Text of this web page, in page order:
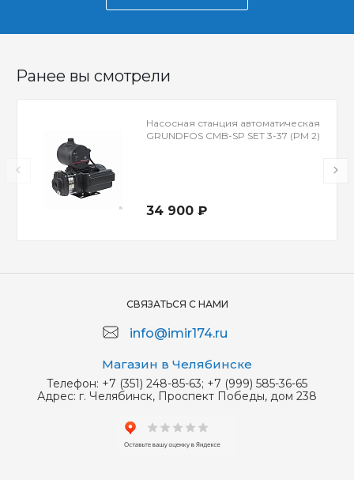
Ранее вы смотрели
Насосная станция автоматическая
GRUNDFOS CMB-SP SET 3-37 (PM 2)
34 900 ₽
СВЯЗАТЬСЯ С НАМИ
info@imir174.ru
Магазин в Челябинске
Телефон: +7 (351) 248-85-63; +7 (999) 585-36-65
Адрес: г. Челябинск, Проспект Победы, дом 238